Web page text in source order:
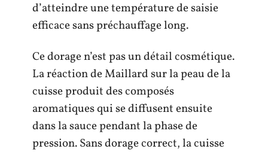
d’atteindre une température de saisie
efficace sans préchauffage long.
Ce dorage n’est pas un détail cosmétique.
La réaction de Maillard sur la peau de la
cuisse produit des composés
aromatiques qui se diffusent ensuite
dans la sauce pendant la phase de
pression. Sans dorage correct, la cuisse